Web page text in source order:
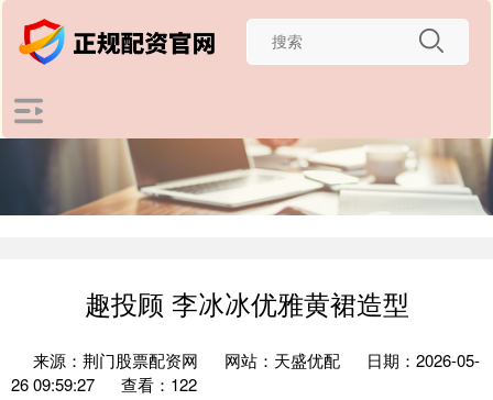
趣投顾 李冰冰优雅黄裙造型
来源：荆门股票配资网 网站：天盛优配
日期：2026-05-
26 09:59:27
查看：122